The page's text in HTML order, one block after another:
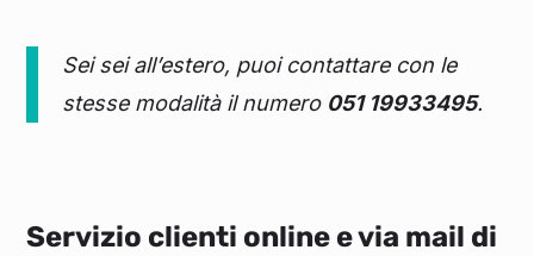
Sei sei all’estero, puoi contattare con le
stesse modalità il numero 051 19933495.
Servizio clienti online e via mail di